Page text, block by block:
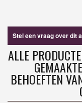
Stel een vraag over dit
ALLE
BEHOEFTEN